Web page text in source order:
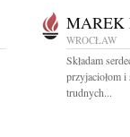
MAREK
WROCŁAW
Składam
przyjaciołom
trudnych...